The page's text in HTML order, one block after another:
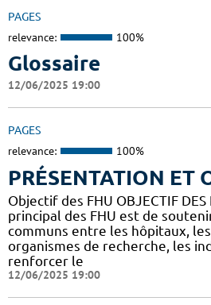
PAGES
relevance: 100%
Glossaire
12/06/2025 19:00
PAGES
relevance: 100%
PRÉSENTATION ET
Objectif des FHU OBJECTIF DES
principal des FHU est de
communs entre les hôpitaux,
organismes de recherche, les
renforcer le
12/06/2025 19:00